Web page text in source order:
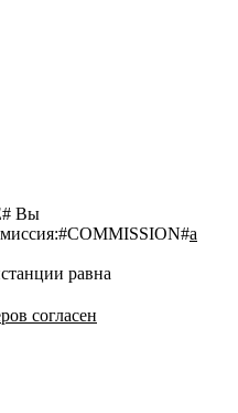
Вы
#COMMISSION#a
равна
согласен